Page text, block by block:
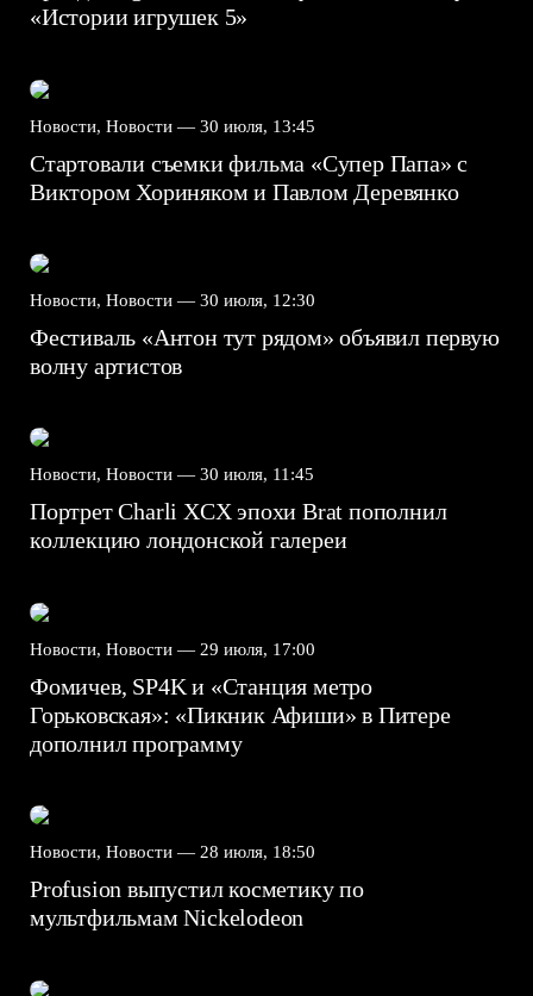
«Истории игрушек 5»
Новости, Новости — 30 июля, 13:45
Стартовали съемки фильма «Супер Папа» с
Виктором Хориняком и Павлом Деревянко
Новости, Новости — 30 июля, 12:30
Фестиваль «Антон тут рядом» объявил первую
волну артистов
Новости, Новости — 30 июля, 11:45
Портрет Charli XCX эпохи Brat пополнил
коллекцию лондонской галереи
Новости, Новости — 29 июля, 17:00
Фомичев, SP4K и «Станция метро
Горьковская»: «Пикник Афиши» в Питере
дополнил программу
Новости, Новости — 28 июля, 18:50
Profusion выпустил косметику по
мультфильмам Nickelodeon